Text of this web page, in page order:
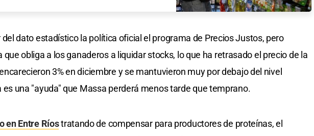
dato estadístico la política oficial el programa de Precios Justos, pero
obliga a los ganaderos a liquidar stocks, lo que ha retrasado el precio de la
3% en diciembre y se mantuvieron muy por debajo del nivel
es una "ayuda" que Massa perderá menos tarde que temprano.
en Entre Ríostratando de compensar para productores de proteínas, el